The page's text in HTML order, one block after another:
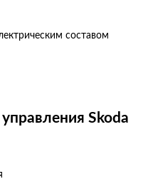
составом
Skoda